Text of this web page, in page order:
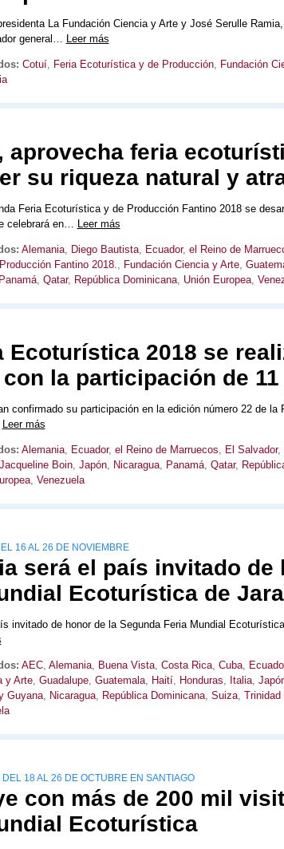
La Fundación Ciencia y Arte y José Serulle
general… Leer más
Cotuí, Feria Ecoturística y de Producción, Fundación
aprovecha feria
su riqueza natural y
Feria Ecoturística y de Producción Fantino 2018 se
celebrará en… Leer más
Alemania, Diego Bautista, Ecuador, el Reino de
Fantino 2018., Fundación Ciencia y Arte,
Panamá, Qatar, República Dominicana, Unión Europea,
Ecoturística 2018 se
la participación de
confirmado su participación en la edición número 22 de la
Leer más
Alemania, Ecuador, el Reino de Marruecos, El Salvador,
Jacqueline Boin, Japón, Nicaragua, Panamá, Qatar,
, Venezuela
16 AL 26 DE NOVIEMBRE
será el país invitado de
Ecoturística de
invitado de honor de la Segunda Feria Mundial
AEC, Alemania, Buena Vista, Costa Rica, Cuba,
y Arte, Guadalupe, Guatemala, Haití, Honduras, Italia,
Guyana, Nicaragua, República Dominicana, Suiza, Trinidad
DEL 18 AL 26 DE OCTUBRE EN SANTIAGO
con más de 200 mil
Ecoturística